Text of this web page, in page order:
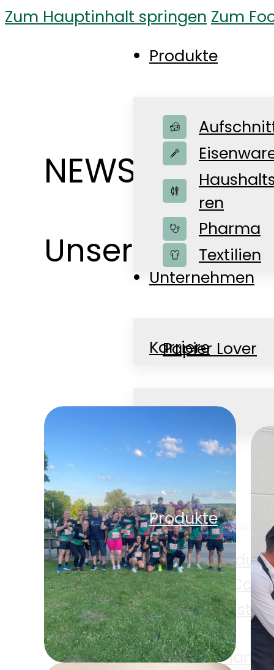
Zum Hauptinhalt springen Zum
Produkte
ren
Pharma
Textilien
Shop
Unternehmen
Papier Lover
Karriere
Kontakt
Produkte
Alle
E-
Gastro
NEWS-BLOG
Unsere News